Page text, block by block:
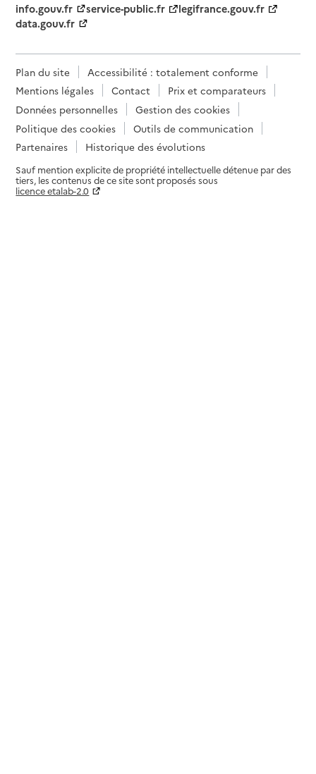
info.gouv.fr
service-public.fr
legifrance.gouv.fr
data.gouv.fr
Plan du site
Accessibilité : totalement conforme
Mentions légales
Contact
Prix et comparateurs
Données personnelles
Gestion des cookies
Politique des cookies
Outils de communication
Partenaires
Historique des évolutions
Sauf mention explicite de propriété intellectuelle détenue par des
tiers, les contenus de ce site sont proposés sous
licence etalab-2.0